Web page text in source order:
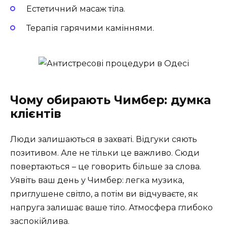
Естетичний масаж тіла.
Терапія гарячими каміннями.
Чому обирають Чимбер: думка
клієнтів
Люди залишаються в захваті. Відгуки сяють
позитивом. Але не тільки це важливо. Сюди
повертаються – це говорить більше за слова.
Уявіть ваш день у Чимбер: легка музика,
приглушене світло, а потім ви відчуваєте, як
напруга залишає ваше тіло. Атмосфера глибоко
заспокійлива.